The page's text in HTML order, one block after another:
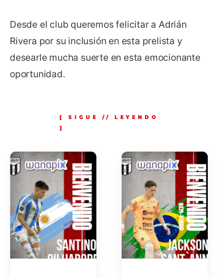
Desde el club queremos felicitar a Adrián
Rivera por su inclusión en esta prelista y
desearle mucha suerte en esta emocionante
oportunidad.